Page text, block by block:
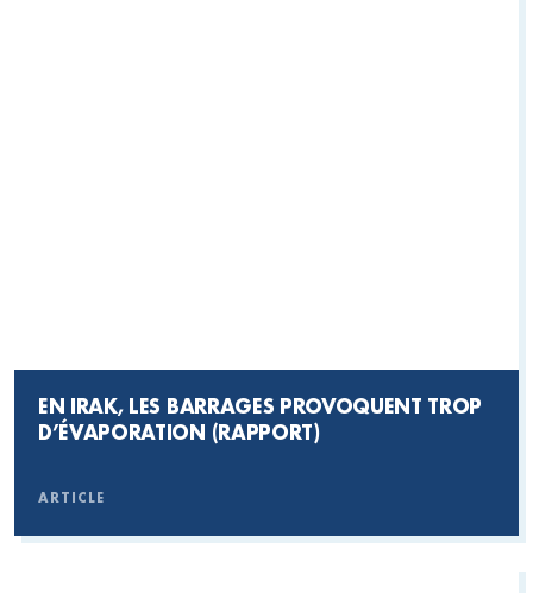
EN IRAK, LES BARRAGES PROVOQUENT TROP
D’ÉVAPORATION (RAPPORT)
ARTICLE